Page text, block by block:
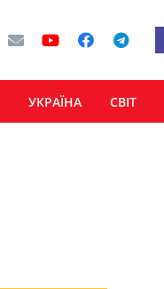
УКРАЇНА СВІТ